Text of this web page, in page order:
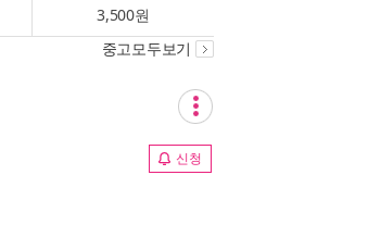
3,500원
중고모두보기
신청